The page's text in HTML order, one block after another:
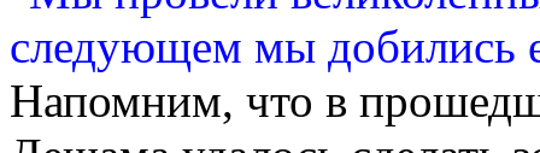
следующем мы добились
Напомним, что в